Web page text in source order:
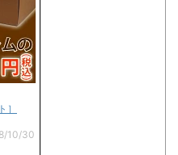
］
10/30